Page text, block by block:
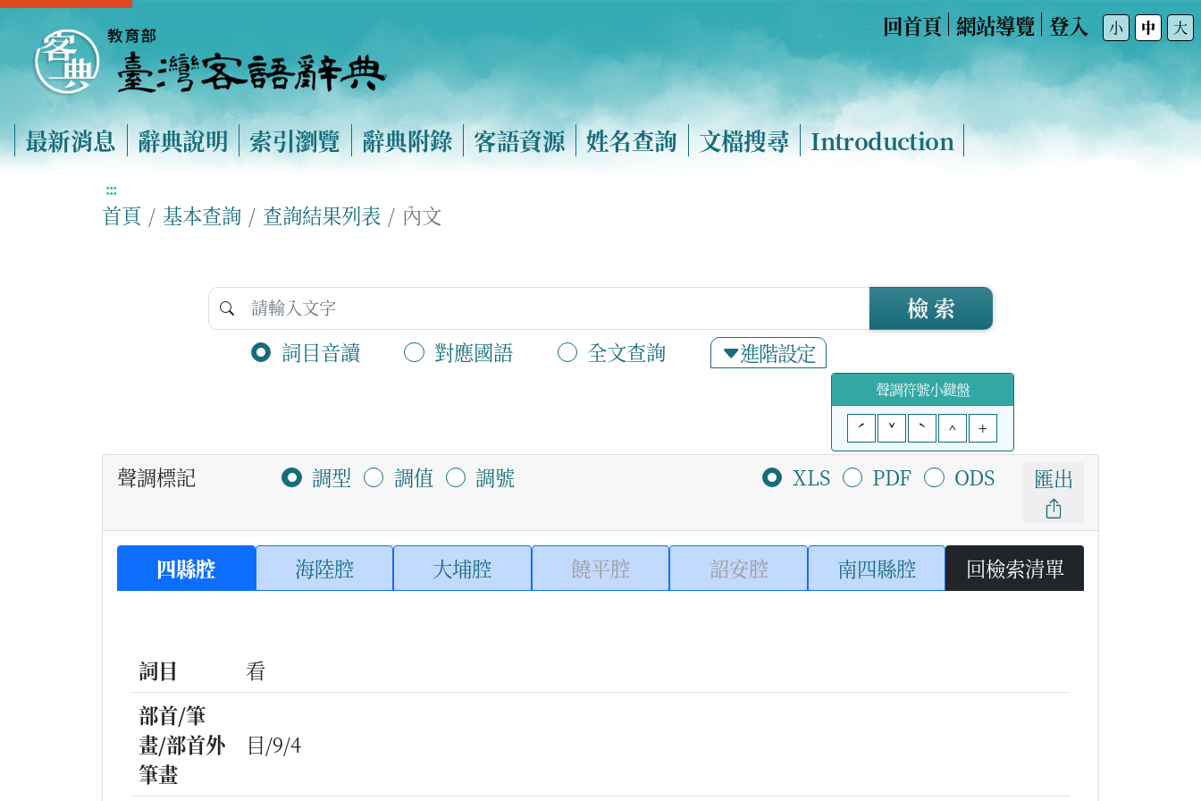
回首頁 網站導覽 登入 小 中 大
最新消息 辭典說明 索引瀏覽 辭典附錄 客語資源 姓名查詢 文檔搜尋 Introduction
:::
首頁 基本查詢 查詢結果列表 內文
詞目音讀 對應國語 全文查詢 進階設定
檢 索
聲調符號小鍵盤
ˊ
ˇ ˋ ^ +
聲調標記 調型 調值 調號 XLS PDF ODS 匯出
四縣腔 海陸腔 大埔腔 饒平腔 詔安腔 南四縣腔 回檢索清單
詞目
看
部首/筆
畫/部首外
筆畫
目/9/4